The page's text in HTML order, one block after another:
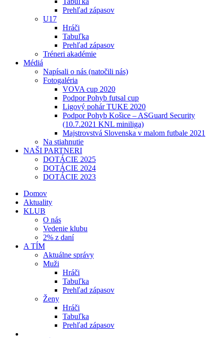
Prehľad zápasov
U17
Hráči
Tabuľka
Prehľad zápasov
Tréneri akadémie
Médiá
Napísali o nás (natočili nás)
Fotogaléria
VOVA cup 2020
Podpor Pohyb futsal cup
Ligový pohár TUKE 2020
Podpor Pohyb Košice – ASGuard Security
(10.7.2021 KNL miniliga)
Majstrovstvá Slovenska v malom futbale 2021
Na stiahnutie
NAŠI PARTNERI
DOTÁCIE 2025
DOTÁCIE 2024
DOTÁCIE 2023
Domov
Aktuality
KLUB
O nás
Vedenie klubu
2% z daní
A TÍM
Aktuálne správy
Muži
Hráči
Tabuľka
Prehľad zápasov
Ženy
Hráči
Tabuľka
Prehľad zápasov